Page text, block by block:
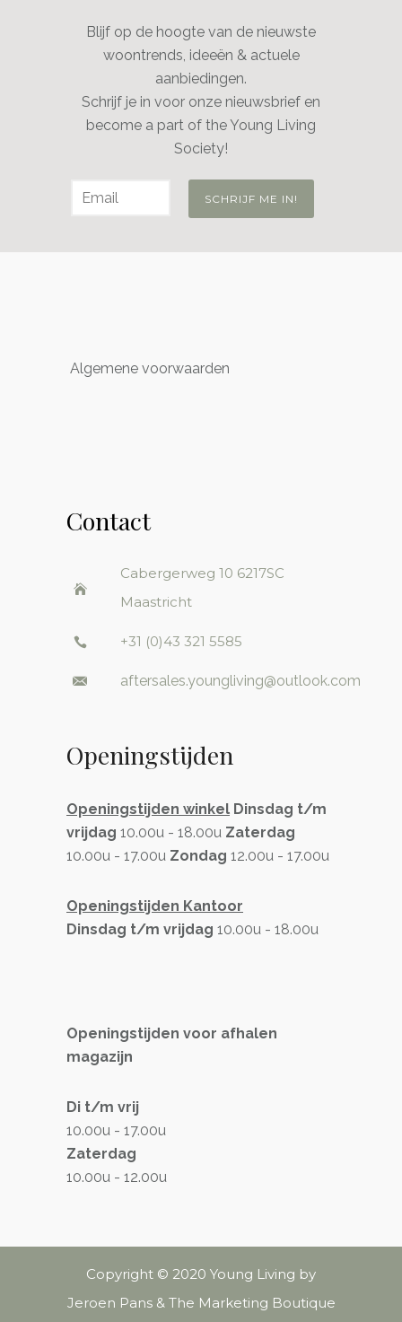
Blijf op de hoogte van de nieuwste
woontrends, ideeën & actuele
aanbiedingen.
Schrijf je in voor onze nieuwsbrief en
become a part of the Young Living
Society!
Algemene voorwaarden
Contact
Cabergerweg 10 6217SC
Maastricht
+31 (0)43 321 5585
aftersales.youngliving@outlook.com
Openingstijden
Openingstijden winkel Dinsdag t/m
vrijdag 10.00u - 18.00u Zaterdag
10.00u - 17.00u Zondag 12.00u - 17.00u
Openingstijden Kantoor
Dinsdag t/m vrijdag 10.00u - 18.00u
Openingstijden voor afhalen
magazijn
Di t/m vrij
10.00u - 17.00u
Zaterdag
10.00u - 12.00u
Copyright © 2020 Young Living by
Jeroen Pans & The Marketing Boutique